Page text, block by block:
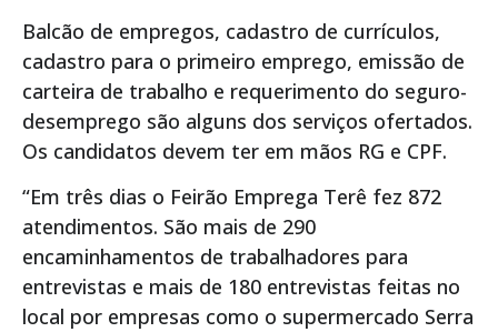
Balcão de empregos, cadastro de currículos,
cadastro para o primeiro emprego, emissão de
carteira de trabalho e requerimento do seguro-
desemprego são alguns dos serviços ofertados.
Os candidatos devem ter em mãos RG e CPF.
“Em três dias o Feirão Emprega Terê fez 872
atendimentos. São mais de 290
encaminhamentos de trabalhadores para
entrevistas e mais de 180 entrevistas feitas no
local por empresas como o supermercado Serra